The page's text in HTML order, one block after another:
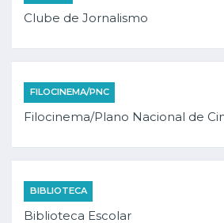
Clube de Jornalismo
FILOCINEMA/PNC
Filocinema/Plano Nacional de
BIBLIOTECA
Biblioteca Escolar